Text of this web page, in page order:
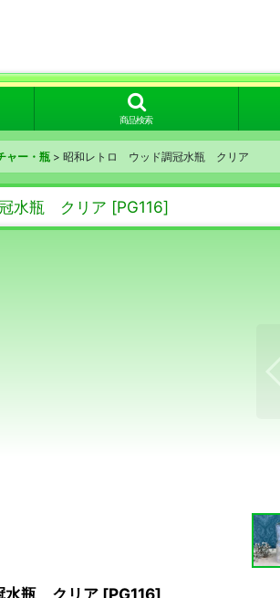
商品検索
ャー・瓶 > 昭和レトロ ウッド調冠水瓶 クリア
水瓶 クリア [PG116]
水瓶 クリア [PG116]